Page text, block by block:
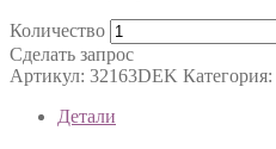
Количество
Сделать запрос
Артикул: 32163DEK Категория:
Детали